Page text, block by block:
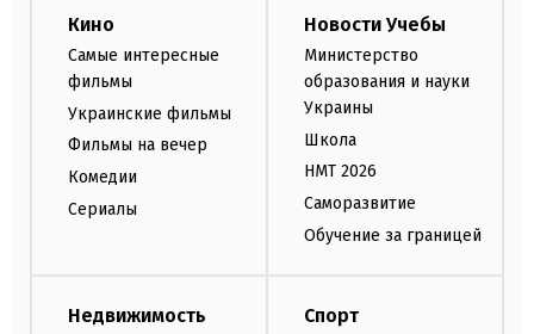
Кино
Самые интересные
фильмы
Украинские фильмы
Фильмы на вечер
Комедии
Сериалы
Новости Учебы
Министерство
образования и науки
Украины
Школа
НМТ 2026
Саморазвитие
Обучение за границей
Недвижимость Спорт